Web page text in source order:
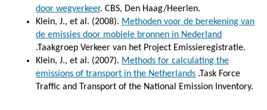
door wegverkeer. CBS, Den Haag/Heerlen.
Klein, J., et al. (2008). Methoden voor de berekening van
de emissies door mobiele bronnen in Nederland
.Taakgroep Verkeer van het Project Emissieregistratie.
Klein, J., et al. (2007). Methods for calculating the
emissions of transport in the Netherlands .Task Force
Traffic and Transport of the National Emission Inventory.